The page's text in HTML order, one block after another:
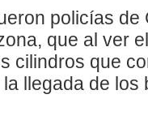
policías de
que al ver
cilindros que
llegada de los